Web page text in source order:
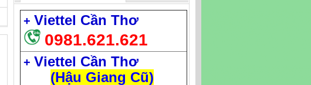
+ Viettel Cần Thơ
0981.621.621
+ Viettel Cần Thơ
(Hậu Giang Cũ)